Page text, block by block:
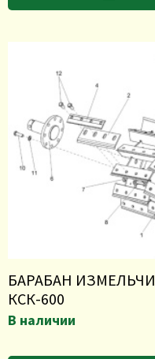
БАРАБАН
КСК-600
В наличии